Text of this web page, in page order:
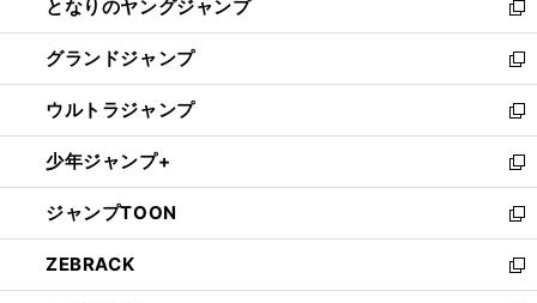
く
ド
ウ
で
開
く
ィ
ン
ド
ウ
で
開
く
い
ウ
ィ
ン
ド
ウ
で
開
く
となりのヤングジャンプ
新
し
い
ウ
ィ
ン
ド
ウ
で
開
く
グランドジャンプ
新
し
い
ウ
ィ
ン
ド
ウ
で
開
ウルトラジャンプ
新
し
い
ウ
ィ
ン
ド
ウ
少年ジャンプ+
新
し
い
ウ
ィ
ン
ジャンプTOON
新
し
い
ウ
ZEBRACK
新
し